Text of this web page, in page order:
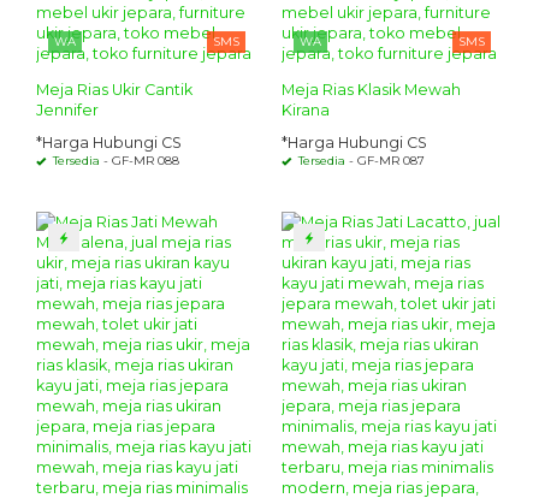
WA SMS
Meja Rias Ukir Cantik
Jennifer
*Harga Hubungi CS
Tersedia - GF-MR 088
WA SMS
Meja Rias Klasik Mewah
Kirana
*Harga Hubungi CS
Tersedia - GF-MR 087